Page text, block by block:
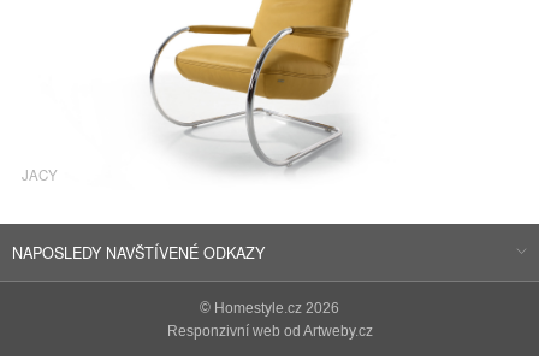
JACY
NAPOSLEDY NAVŠTÍVENÉ ODKAZY
© Homestyle.cz 2026
Responzivní web od Artweby.cz